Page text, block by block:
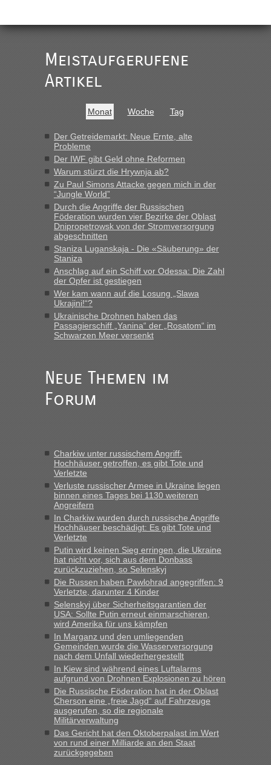
Ist korrekt, aber ich finde man hätte trotzdem im Text gleich
darauf hinweisen können.
War aber nicht "böse" gemeint ...
buchbar - warum auch immer ...
Hab´s versucht - bekomme aber immer angezeigt "auf dieser
Strecke fahren wir nicht"
inBerichte und Reisetipps • Re: Mit dem Zug in
die Ukraine
„Man sollte aber explizit dazu schreiben, daß es ein Zug von
LeoExpress ist - und nur auf deren Webseite kann man die
Fahrkarten kaufen. Zumindest ist es die erste Umsteigefreie
Verbindung von Deutschland...“
Recht, Visa und Dokumente • Re: Deklaration
gebrauchter Kleidung beim Zoll
„Vielen Dank, mit einem Briefchen meiner Frau im Gepäck
gab es keine Probleme“
fast 11 Milliarden aufgedeckt
„Am besten wäre natürlich, wenn die Frau mit dabei ist.
Alleinreisende Männer stehen schließlich immer unter
Milliarden aufgedeckt
„Kein Zoll. Du musst an sich nur sagen dass das privat ist
und du nicht damit handeln willst. So lange das nicht
Originalverpackt ist und ersichlich das nicht neu sollte es
keine Probleme geben“
Recht, Visa und Dokumente • Deklaration
gebrauchter Kleidung beim Zoll
„Hallo Leute, ich weiß nicht, ob ich hier richtig bin mit meiner
Anfrage. Ich möchte 4 Umzugskartons mit gebrauchter
Straßen Kleidung bei der Einreise in die Ukraine
mitnehmen. Es ist gebrauchte Kleidung...“
Berichte und Reisetipps • Re: An welchem
Grenzübergang zwischen Polen und der Ukraine geht es am
schnellsten?
„Wir sind mit unserem Wohnmobil, wie geplant am Montag
15.6. in Krakovets rüber. Sehr zeitig los gegen 5 Uhr in der
Früh. Mit sehr sehr wenig Verkehr, super bis zur Grenze. Nur
8 PKW vor der Schranke....“
Berichte und Reisetipps • Re: An welchem
Grenzübergang zwischen Polen und der Ukraine geht es am
schnellsten?
„Gestern 6 Stunden warten vor der Grenze Richtung Polen
Meistaufgerufene
Artikel
Monat Woche Tag
Der Getreidemarkt: Neue Ernte, alte
Probleme
Der IWF gibt Geld ohne Reformen
Warum stürzt die Hrywnja ab?
Zu Paul Simons Attacke gegen mich in der
“Jungle World”
Durch die Angriffe der Russischen
Föderation wurden vier Bezirke der Oblast
Dnipropetrowsk von der Stromversorgung
abgeschnitten
Staniza Luganskaja - Die «Säuberung» der
Staniza
Anschlag auf ein Schiff vor Odessa: Die Zahl
der Opfer ist gestiegen
Wer kam wann auf die Losung „Slawa
Ukrajini!“?
Ukrainische Drohnen haben das
Passagierschiff „Yanina“ der „Rosatom“ im
Schwarzen Meer versenkt
Neue Themen im
Forum
Charkiw unter russischem Angriff:
Hochhäuser getroffen, es gibt Tote und
Verletzte
Verluste russischer Armee in Ukraine liegen
binnen eines Tages bei 1130 weiteren
Angreifern
In Charkiw wurden durch russische Angriffe
Hochhäuser beschädigt: Es gibt Tote und
Verletzte
Putin wird keinen Sieg erringen, die Ukraine
hat nicht vor, sich aus dem Donbass
zurückzuziehen, so Selenskyj
Die Russen haben Pawlohrad angegriffen: 9
Verletzte, darunter 4 Kinder
Selenskyj über Sicherheitsgarantien der
USA: Sollte Putin erneut einmarschieren,
wird Amerika für uns kämpfen
In Marganz und den umliegenden
Gemeinden wurde die Wasserversorgung
nach dem Unfall wiederhergestellt
In Kiew sind während eines Luftalarms
aufgrund von Drohnen Explosionen zu hören
Die Russische Föderation hat in der Oblast
Cherson eine „freie Jagd“ auf Fahrzeuge
ausgerufen, so die regionale
Militärverwaltung
Das Gericht hat den Oktoberpalast im Wert
von rund einer Milliarde an den Staat
zurückgegeben